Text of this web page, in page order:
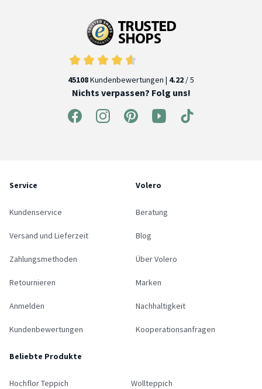
45108Kundenbewertungen | 4.22 / 5
Nichts verpassen? Folg uns!
Service
Kundenservice
Versand und Lieferzeit
Zahlungsmethoden
Retournieren
Anmelden
Kundenbewertungen
Volero
Beratung
Blog
Über Volero
Marken
Nachhaltigkeit
Kooperationsanfragen
Beliebte Produkte
Hochflor Teppich Wollteppich